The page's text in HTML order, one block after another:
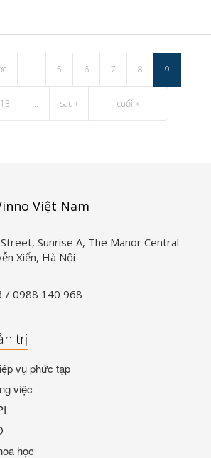
… 5 6 7 8 9
13 … sau › cuối »
Việt Nam
Sunrise A, The Manor Central
Xiển, Hà Nội
/ 0988 140 968
trị
vụ phức tạp
việc
học